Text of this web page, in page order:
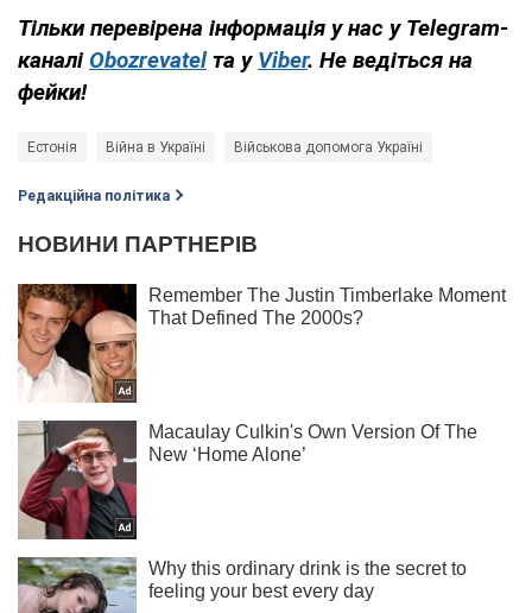
Тільки перевірена інформація у нас у Telegram-
каналі Obozrevatel та у Viber. Не ведіться на
фейки!
Естонія Війна в Україні Військова допомога Україні
Редакційна політика